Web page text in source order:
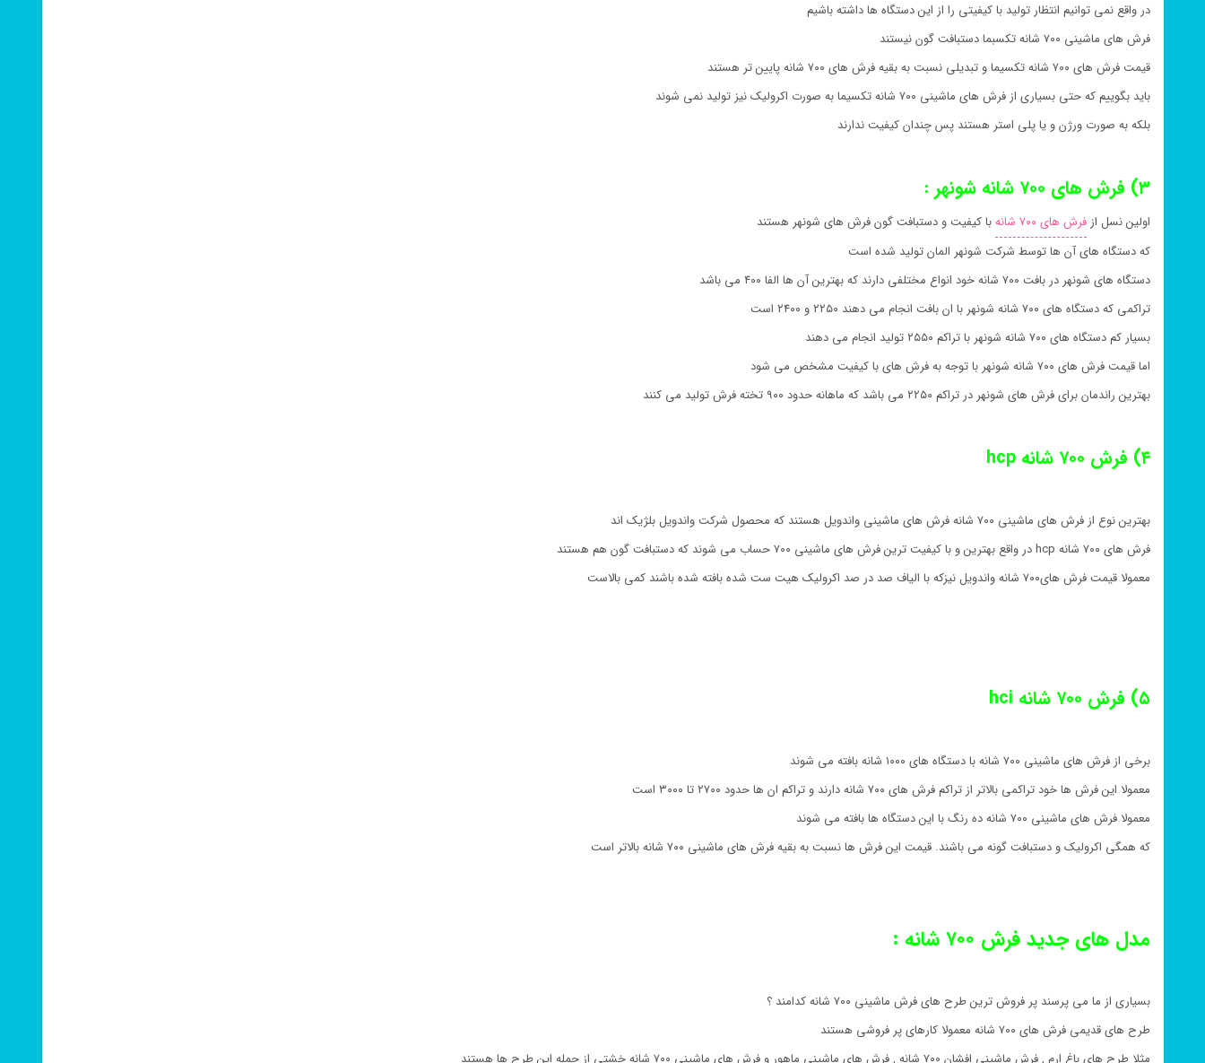
در واقع نمی توانیم انتظار تولید با کیفیتی را از این دستگاه ها داشته باشیم
فرش های ماشینی ۷۰۰ شانه تکسبما دستبافت گون نیستند
قیمت فرش های ۷۰۰ شانه تکسیما و تبدیلی نسبت به بقیه فرش های ۷۰۰ شانه پایین تر هستند
باید بگوییم که حتی بسیاری از فرش های ماشینی ۷۰۰ شانه تکسیما به صورت اکرولیک نیز تولید نمی شوند
بلکه به صورت ورژن و یا پلی استر هستند پس چندان کیفیت ندارند
۳) فرش های ۷۰۰ شانه شونهر :
اولین نسل ازفرش های ۷۰۰ شانه
با کیفیت و دستبافت گون فرش های شونهر هستند
که دستگاه های آن ها توسط شرکت شونهر المان تولید شده است
دستگاه های شونهر در بافت ۷۰۰ شانه خود انواع مختلفی دارند که بهترین آن ها الفا ۴۰۰ می باشد
تراکمی که دستگاه های ۷۰۰ شانه شونهر با ان بافت انجام می دهند ۲۲۵۰ و ۲۴۰۰ است
بسیار کم دستگاه های ۷۰۰ شانه شونهر با تراکم ۲۵۵۰ تولید انجام می دهند
اما قیمت فرش های ۷۰۰ شانه شونهر با توجه به فرش های با کیفیت مشخص می شود
بهترین راندمان برای فرش های شونهر در تراکم ۲۲۵۰ می باشد که ماهانه حدود ۹۰۰ تخته فرش تولید می کنند
۴) فرش ۷۰۰ شانه hcp
بهترین نوع از فرش های ماشینی ۷۰۰ شانه فرش های ماشینی واندویل هستند که محصول شرکت واندویل بلژیک اند
فرش های ۷۰۰ شانه hcp در واقع بهترین و با کیفیت ترین فرش های ماشینی ۷۰۰ حساب می شوند که دستبافت گون هم هستند
معمولا قیمت فرش های۷۰۰ شانه واندویل نیزکه با الیاف صد در صد اکرولیک هیت ست شده بافته شده باشند کمی بالاست
۵) فرش ۷۰۰ شانه hci
برخی از فرش های ماشینی ۷۰۰ شانه با دستگاه های ۱۰۰۰ شانه بافته می شوند
معمولا این فرش ها خود تراکمی بالاتر از تراکم فرش های ۷۰۰ شانه دارند و تراکم ان ها حدود ۲۷۰۰ تا ۳۰۰۰ است
معمولا فرش های ماشینی ۷۰۰ شانه ده رنگ با این دستگاه ها بافته می شوند
که همگی اکرولیک و دستبافت گونه می باشند. قیمت این فرش ها نسبت به بقیه فرش های ماشینی ۷۰۰ شانه بالاتر است
مدل های جدید فرش ۷۰۰ شانه :
بسیاری از ما می پرسند پر فروش ترین طرح های فرش ماشینی ۷۰۰ شانه کدامند ؟
طرح های قدیمی فرش های ۷۰۰ شانه معمولا کارهای پر فروشی هستند
مثلا طرح های باغ ارم , فرش ماشینی افشان ۷۰۰ شانه , فرش های ماشینی ماهور و فرش های ماشینی ۷۰۰ شانه خشتی از جمله این طرح ها هستند